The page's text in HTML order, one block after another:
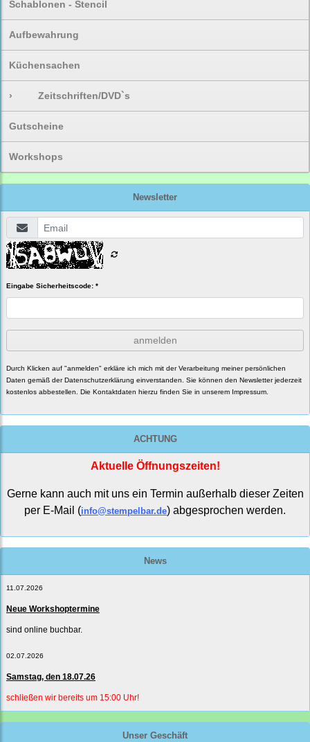
Schablonen - Stencil
Aufbewahrung
Küchensachen
› Zeitschriften/DVD`s
Gutscheine
Workshops
Newsletter
Eingabe Sicherheitscode: *
anmelden
Durch Klicken auf "anmelden" erkläre ich mich mit der Verarbeitung meiner persönlichen
Daten gemäß der Datenschutzerklärung einverstanden. Sie können den Newsletter jederzeit
kostenlos abbestellen. Die Kontaktdaten hierzu finden Sie in unserem Impressum.
ACHTUNG
Aktuelle Öffnungszeiten!
Gerne kann auch mit uns ein Termin außerhalb dieser Zeiten
per E-Mail (info@stempelbar.de) abgesprochen werden.
News
11.07.2026
Neue Workshoptermine
sind online buchbar.
02.07.2026
Samstag, den 18.07.26
schließen wir bereits um 15:00 Uhr!
Unser Geschäft